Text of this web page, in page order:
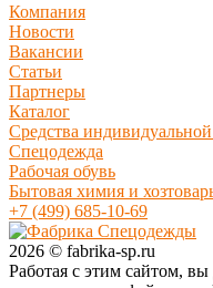
Компания
Новости
Вакансии
Статьи
Партнеры
Каталог
Средства
Спецодежда
Рабочая обувь
Бытовая химия и
+7 (499) 685-10-69
2026 © fabrika-sp.ru
Работая с этим сайтом, вы